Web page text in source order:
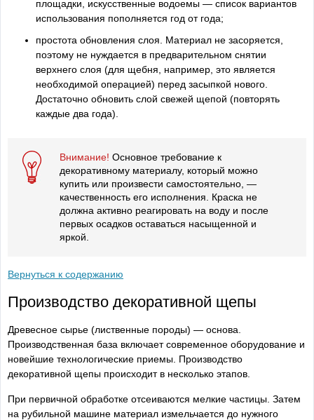
площадки, искусственные водоемы — список вариантов
использования пополняется год от года;
простота обновления слоя. Материал не засоряется,
поэтому не нуждается в предварительном снятии
верхнего слоя (для щебня, например, это является
необходимой операцией) перед засыпкой нового.
Достаточно обновить слой свежей щепой (повторять
каждые два года).
Внимание! Основное требование к
декоративному материалу, который можно
купить или произвести самостоятельно, —
качественность его исполнения. Краска не
должна активно реагировать на воду и после
первых осадков оставаться насыщенной и
яркой.
Вернуться к содержанию
Производство декоративной щепы
Древесное сырье (лиственные породы) — основа.
Производственная база включает современное оборудование и
новейшие технологические приемы. Производство
декоративной щепы происходит в несколько этапов.
При первичной обработке отсеиваются мелкие частицы. Затем
на рубильной машине материал измельчается до нужного